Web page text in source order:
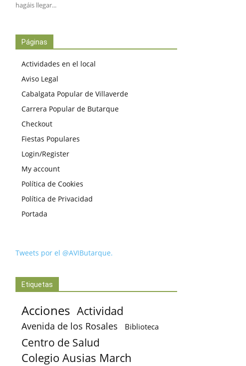
hagáis llegar...
Páginas
Actividades en el local
Aviso Legal
Cabalgata Popular de Villaverde
Carrera Popular de Butarque
Checkout
Fiestas Populares
Login/Register
My account
Política de Cookies
Política de Privacidad
Portada
Tweets por el @AVIButarque.
Etiquetas
Acciones Actividad
Avenida de los Rosales Biblioteca
Centro de Salud
Colegio Ausias March